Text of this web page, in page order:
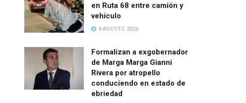
en Ruta 68 entre camión y
vehículo
4 AGOSTO 2026
Formalizan a exgobernador
de Marga Marga Gianni
Rivera por atropello
conduciendo en estado de
ebriedad